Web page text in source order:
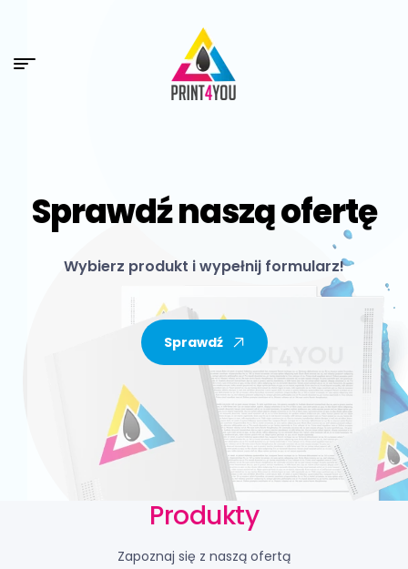
Sprawdź naszą ofertę
Wybierz produkt i wypełnij formularz!
Sprawdź
Produkty
Zapoznaj się z naszą ofertą